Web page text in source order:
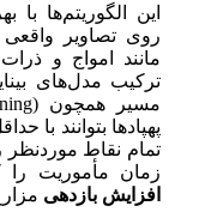
این الگوریتم‌ها
روی تصاویر واقعی
مانند امواج و
ترکیب مدل‌های
پهپادها بتوانند با
تمام نقاط موردنظر
زمان مأموریت
افزایش بازدهی